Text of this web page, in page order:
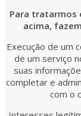
Para tratarmos
acima,
Execução de um
de um serviço
suas
completar e
com o